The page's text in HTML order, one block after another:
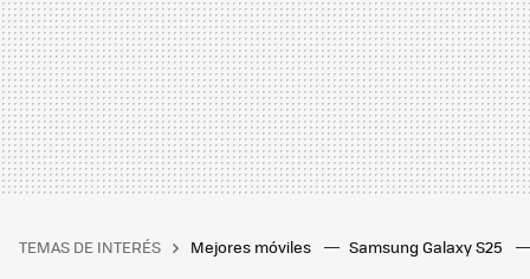
TEMAS DE INTERÉS Mejores móviles Samsung Galaxy S25